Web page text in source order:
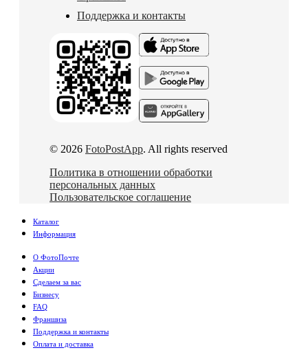
Поддержка и контакты
© 2026 FotoPostApp. All rights reserved
Политика в отношении обработки
персональных данных
Пользовательское соглашение
Каталог
Информация
О ФотоПочте
Акции
Сделаем за вас
Бизнесу
FAQ
Франшиза
Поддержка и контакты
Оплата и доставка